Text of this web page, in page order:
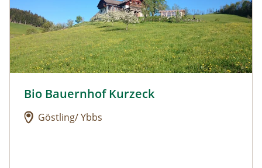
Urlaub am Bauernhof: Bio Bauernhof Kurzeck
Bio Bauernhof Kurzeck
Göstling/ Ybbs